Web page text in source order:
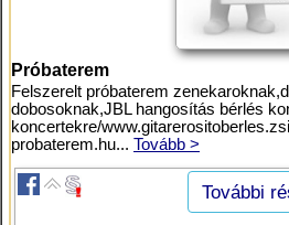
Próbaterem
Felszerelt próbaterem
dobosoknak,JBL hangosítás bérlés
koncertekre/
probaterem.hu... Tovább >
További